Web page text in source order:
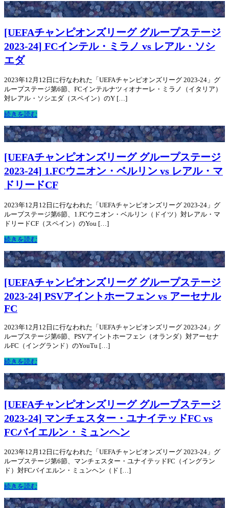
[UEFAチャンピオンズリーグ グループステージ
2023-24] FCインテル・ミラノ vs レアル・ソシ
エダ
2023年12月12日に行なわれた「UEFAチャンピオンズリーグ 2023-24」グ
ループステージ第6節、FCインテルナツィオナーレ・ミラノ（イタリア）
対レアル・ソシエダ（スペイン）のY […]
続きを読む
[UEFAチャンピオンズリーグ グループステージ
2023-24] 1.FCウニオン・ベルリン vs レアル・マ
ドリードCF
2023年12月12日に行なわれた「UEFAチャンピオンズリーグ 2023-24」グ
ループステージ第6節、1.FCウニオン・ベルリン（ドイツ）対レアル・マ
ドリードCF（スペイン）のYou […]
続きを読む
[UEFAチャンピオンズリーグ グループステージ
2023-24] PSVアイントホーフェン vs アーセナル
FC
2023年12月12日に行なわれた「UEFAチャンピオンズリーグ 2023-24」グ
ループステージ第6節、PSVアイントホーフェン（オランダ）対アーセナ
ルFC（イングランド）のYouTu […]
続きを読む
[UEFAチャンピオンズリーグ グループステージ
2023-24] マンチェスター・ユナイテッドFC vs
FCバイエルン・ミュンヘン
2023年12月12日に行なわれた「UEFAチャンピオンズリーグ 2023-24」グ
ループステージ第6節、マンチェスター・ユナイテッドFC（イングラン
ド）対FCバイエルン・ミュンヘン（ド […]
続きを読む